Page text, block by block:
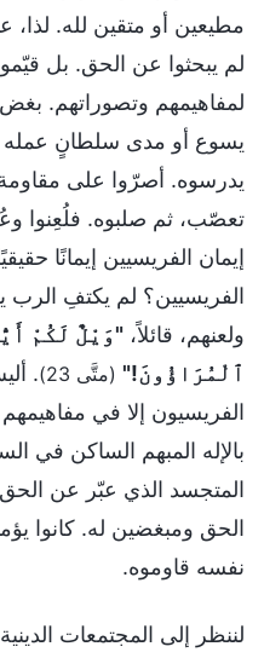
مطيعين أو متقين لله. لذا،
لم يبحثوا عن الحق. بل
لمفاهيمهم وتصوراتهم.
يسوع أو مدى سلطانٍ عمله
يدرسوه. أصرّوا على
تعصّب، ثم صلبوه. فلُعِنوا
إيمان الفريسيين إيمانًا
الفريسيين؟ لم يكتفِ الرب
ولعنهم، قائلاً، "وَيْلٌ لَكُمْ
ٱلْمُرَاؤُونَ!" (متَّى 23)
.
الفريسيون إلا في مفاهيمهم
بالإله المبهم الساكن في
المتجسد الذي عبّر عن
الحق ومبغضين له. كانوا
نفسه قاوموه.
لننظر إلى المجتمعات